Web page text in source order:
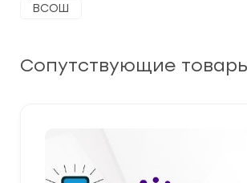
ВСОШ
Сопутствующие